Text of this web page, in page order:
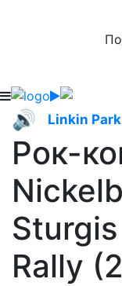
🔊 Linkin Park
Рок-
Rally